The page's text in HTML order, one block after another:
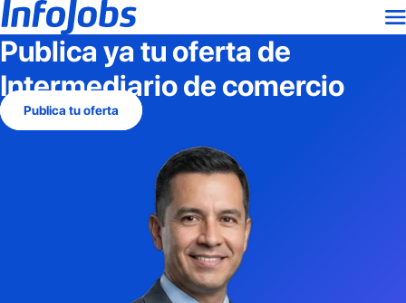
Publica ya tu oferta de
Intermediario de comercio
Publica tu oferta